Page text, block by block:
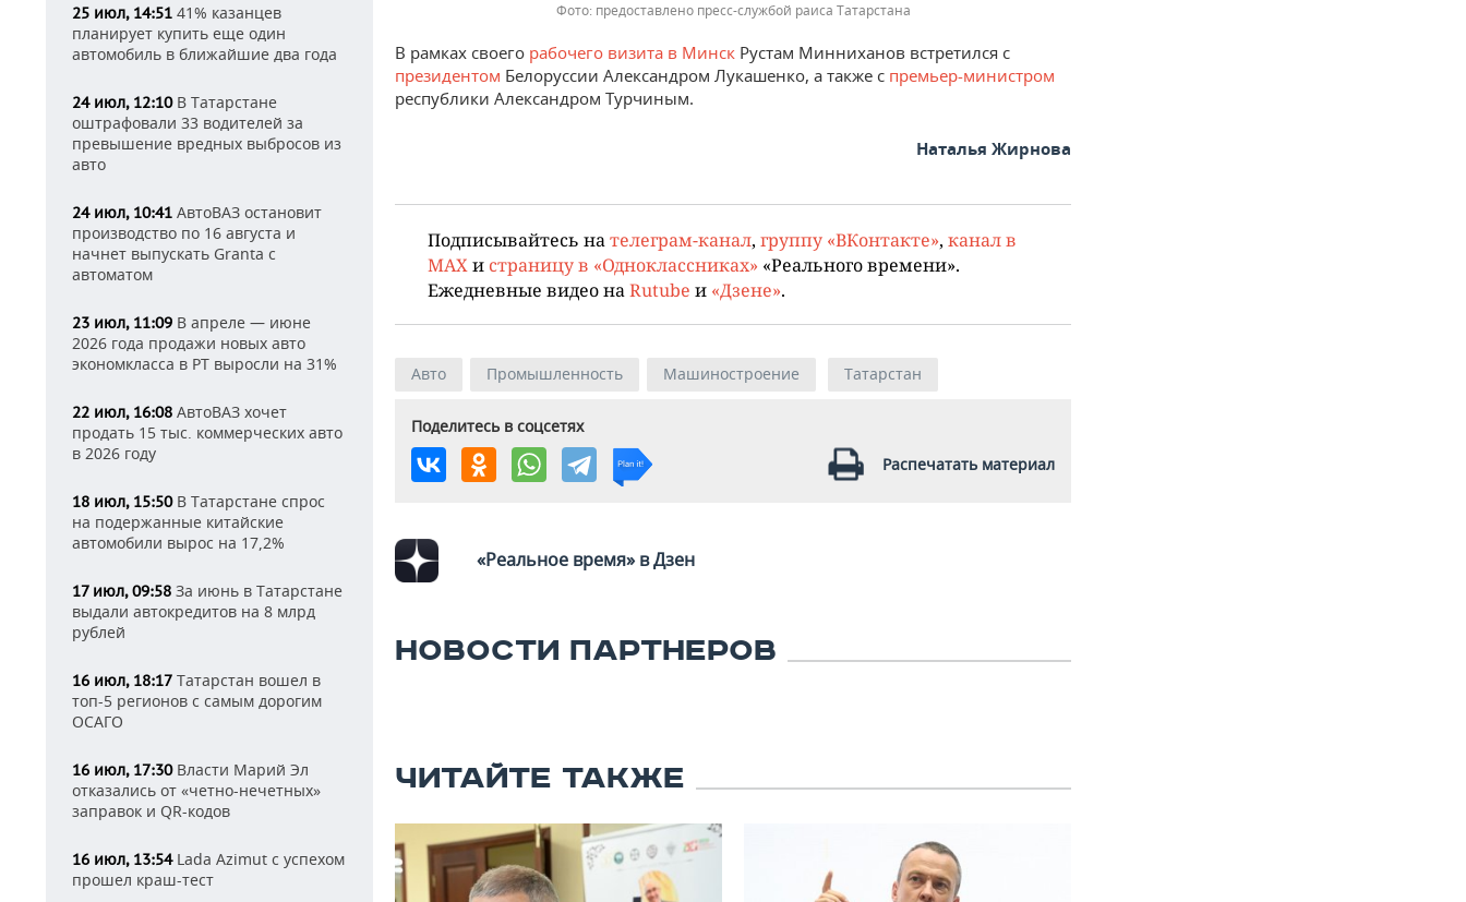
25 июл, 14:51 41% казанцев
планирует купить еще один
автомобиль в ближайшие два года
24 июл, 12:10В Татарстане
оштрафовали 33 водителей за
превышение вредных выбросов из
авто
24 июл, 10:41 АвтоВАЗ остановит
производство по 16 августа и
начнет выпускать Granta с
автоматом
23 июл, 11:09 В апреле — июне
2026 года продажи новых авто
экономкласса в РТ выросли на 31%
22 июл, 16:08 АвтоВАЗ хочет
продать 15 тыс. коммерческих авто
в 2026 году
18 июл, 15:50В Татарстане спрос
на подержанные китайские
автомобили вырос на 17,2%
17 июл, 09:58 За июнь в Татарстане
выдали автокредитов на 8 млрд
рублей
16 июл, 18:17 Татарстан вошел в
топ-5 регионов с самым дорогим
ОСАГО
16 июл, 17:30Власти Марий Эл
отказались от «четно-нечетных»
заправок и QR-кодов
16 июл, 13:54Lada Azimut с успехом
прошел краш-тест
предоставлено пресс-службой раиса Татарстана
В рамках своего рабочего визита в Минск Рустам Минниханов встретился с
президентом Белоруссии Александром Лукашенко, а также с премьер-министром
республики Александром Турчиным.
Наталья Жирнова
Подписывайтесь на телеграм-канал, группу «ВКонтакте», канал в
MAX и страницу в «Одноклассниках» «Реального времени».
Ежедневные видео на Rutube и «Дзене».
Авто Промышленность Машиностроение Татарстан
Поделитесь в соцсетях
Распечатать материал
«Реальное время» в Дзен
НОВОСТИ ПАРТНЕРОВ
ЧИТАЙТЕ ТАКЖЕ